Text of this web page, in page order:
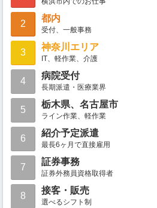
2
都内
受付、一般事務
3
神奈川エリア
IT、軽作業、介護
4
病院受付
長期派遣・医療業界
5
栃木県、名古屋市
ライン作業、軽作業
6
紹介予定派遣
最長6ヶ月で直接雇用
7
証券事務
証券外務員資格取得者
8
接客・販売
選べるシフト制